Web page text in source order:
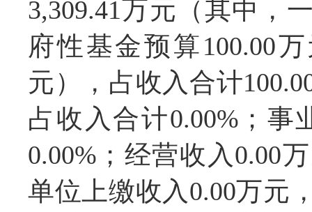
3,309.41万元（其中，
府性基金预算100.00
元），占收入合计
占收入合计0.00%；事
0.00%；经营收入0.00
单位上缴收入0.00万元